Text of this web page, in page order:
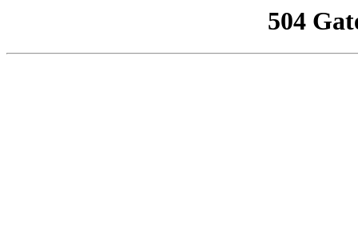
504